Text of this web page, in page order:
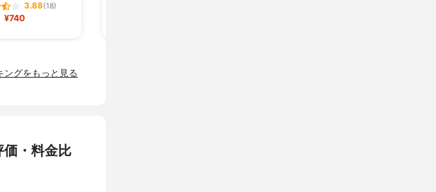
3.88(18)
¥740
ングをもっと見る
価・料金比